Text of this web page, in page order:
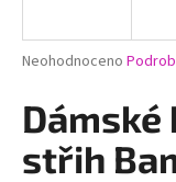
Průměrné
produktu
je
z
Neohodnoceno
střih
j
t
?